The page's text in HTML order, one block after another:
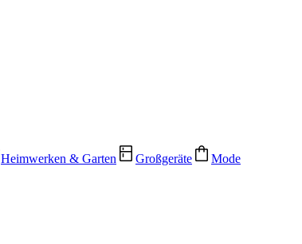
Heimwerken & Garten Großgeräte Mode